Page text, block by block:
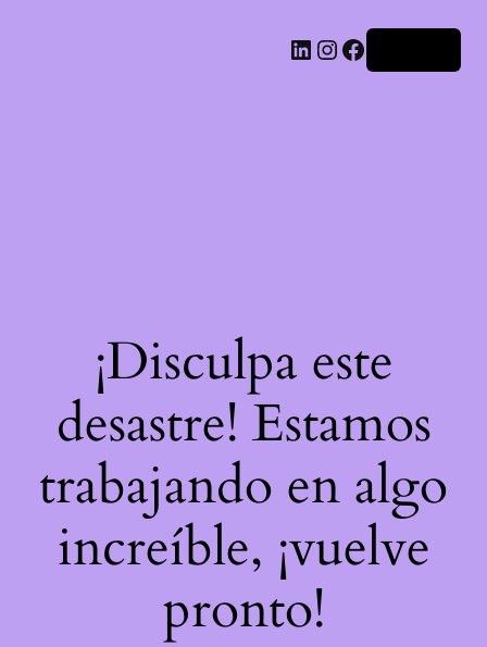
LinkedIn
Instagram
Facebook
¡Disculpa este
desastre! Estamos
trabajando en algo
increíble, ¡vuelve
pronto!